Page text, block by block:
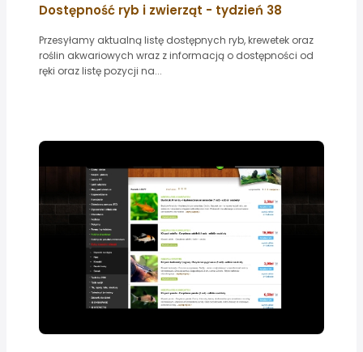
Dostępność ryb i zwierząt - tydzień 38
Przesyłamy aktualną listę dostępnych ryb, krewetek oraz
roślin akwariowych wraz z informacją o dostępności od
ręki oraz listę pozycji na...